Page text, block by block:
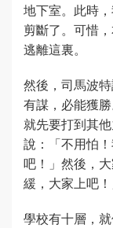
地下室。此時
剪斷了。可惜
逃離這裏。
然後，司馬波
有謀，必能獲
就先要打到其
說：「不用怕
吧！」然後，
緩，大家上吧！
學校有十層，